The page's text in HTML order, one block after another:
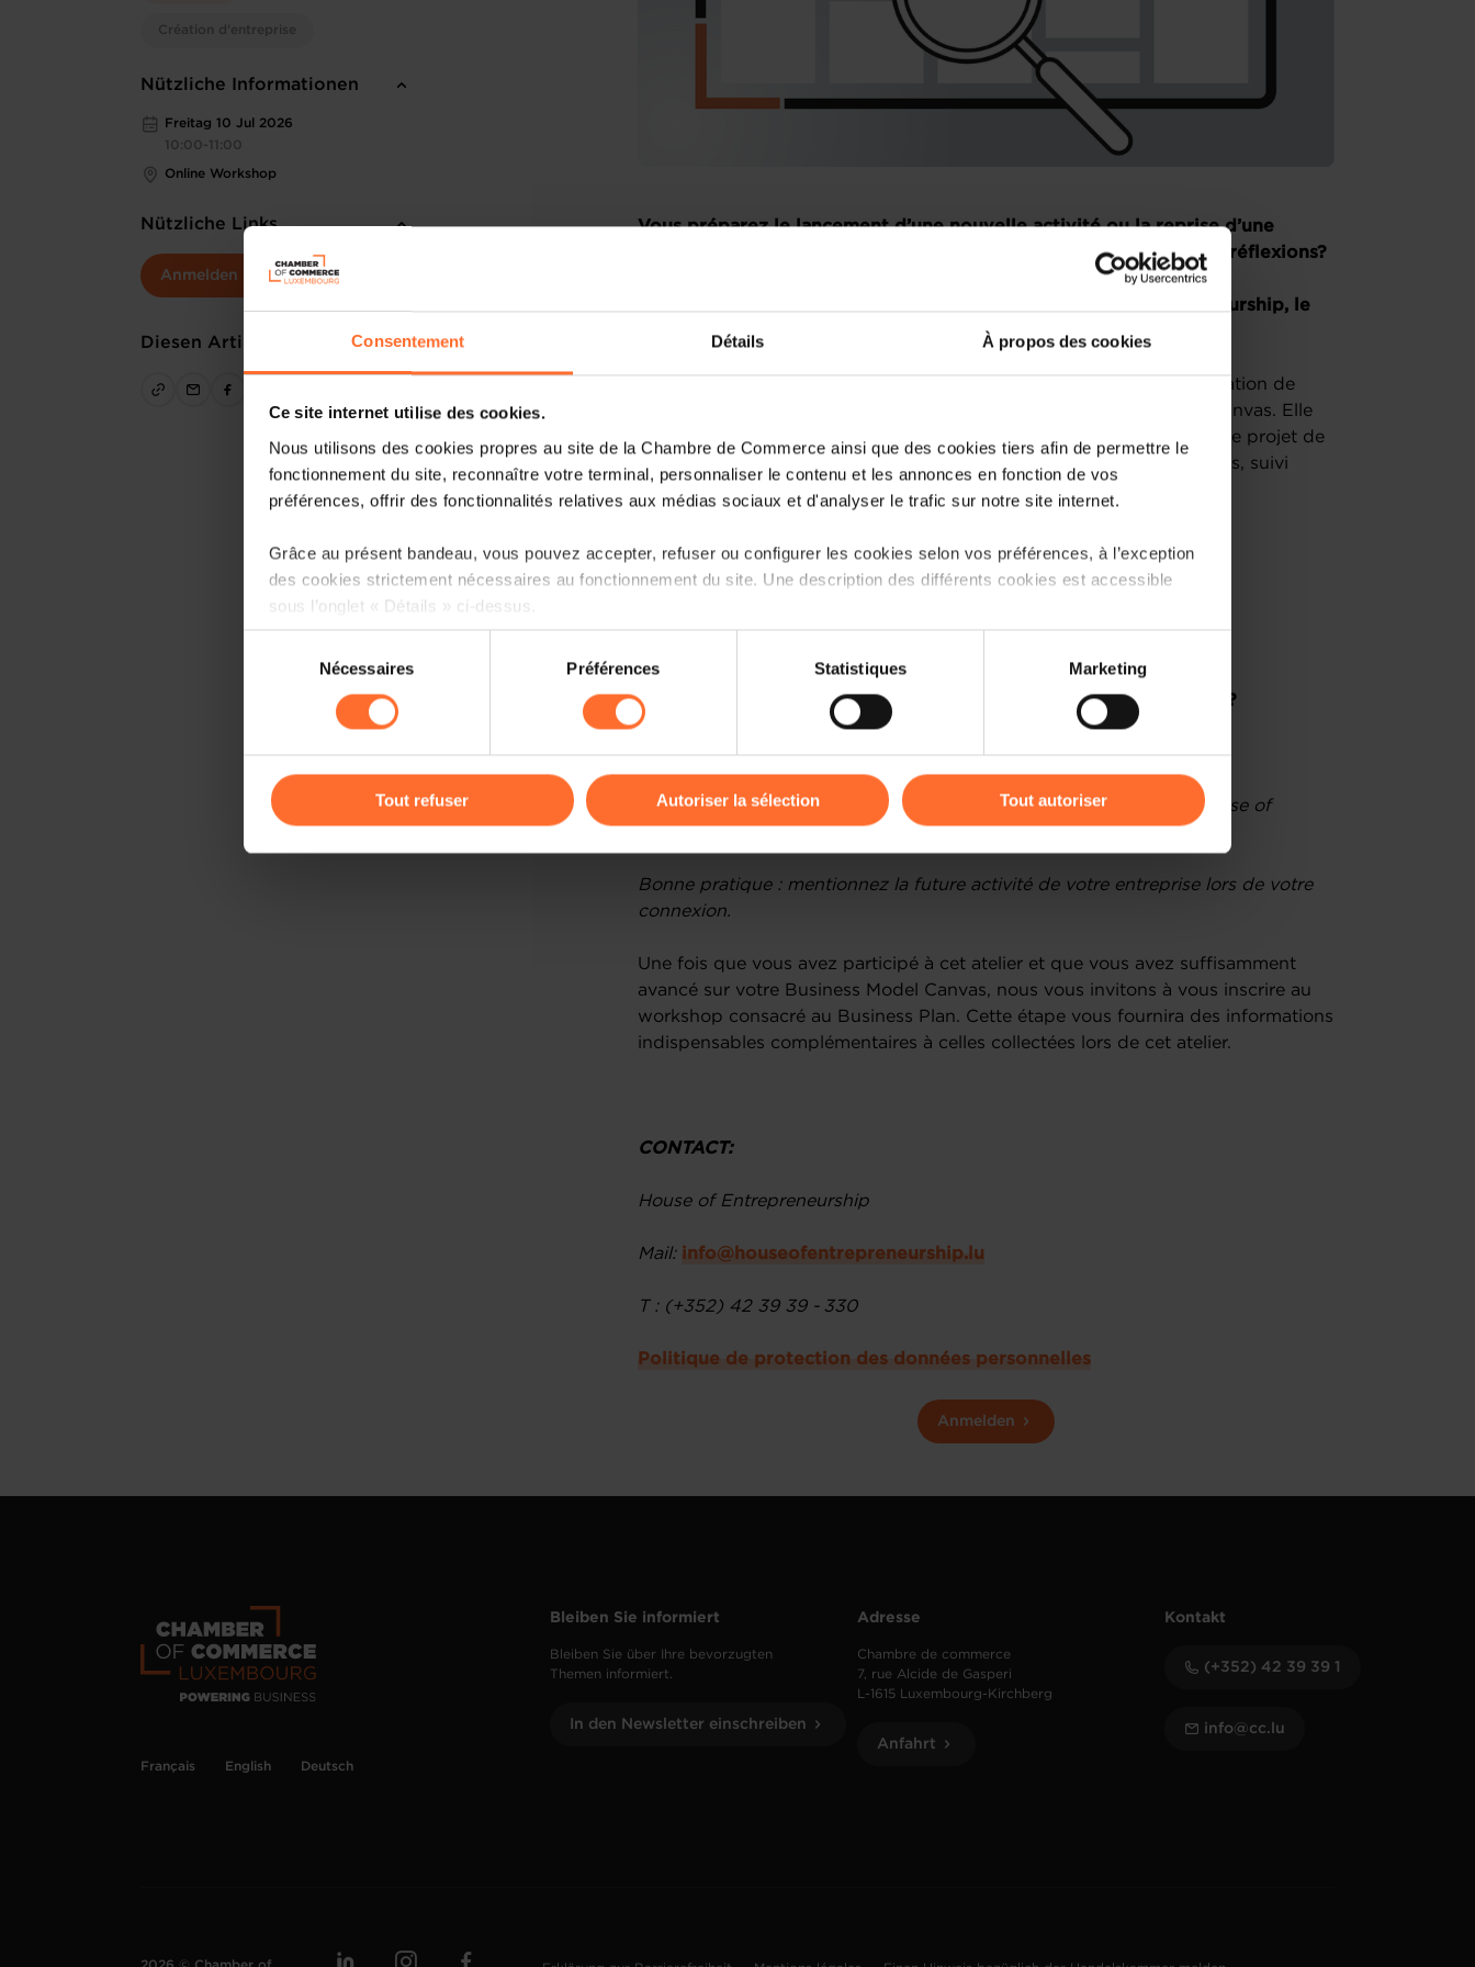
Consentement Détails À propos des cookies
Ce site internet utilise des cookies.
Nous utilisons des cookies propres au site de la Chambre de Commerce ainsi que des cookies tiers afin de permettre le
fonctionnement du site, reconnaître votre terminal, personnaliser le contenu et les annonces en fonction de vos
préférences, offrir des fonctionnalités relatives aux médias sociaux et d'analyser le trafic sur notre site internet.
Grâce au présent bandeau, vous pouvez accepter, refuser ou configurer les cookies selon vos préférences, à l’exception
des cookies strictement nécessaires au fonctionnement du site. Une description des différents cookies est accessible
sous l’onglet « Détails » ci-dessus.
Il est précisé que la navigation sur le site et certaines fonctionnalités (ex : lecture de vidéos, partage sur les réseaux
sociaux, sauvegarde des préférences de lecture vidéo, personnalisation de l’affichage du site) peuvent être affectées en
cas de refus de tous les cookies ou des cookies non nécessaires.
gauche de chaque page.
consentement
Nécessaires Préférences Statistiques Marketing
Tout refuser Autoriser la sélection Tout autoriser
Création d'entreprise
Nützliche Informationen
Freitag 10 Jul 2026
10:00-11:00
Online Workshop
Nützliche Links
Anmelden
Diesen Artikel teilen
Vous préparez le lancement d’une nouvelle activité ou la reprise d’une
entreprise existante au Luxembourg ? Vous êtes au début de vos réflexions?
Laissez-vous guider par les conseillers de la House of Entrepreneurship, le
point de contact unique pour les entrepreneurs.
Comment ? Participez à notre prochaine session dédiée à la modélisation de
votre idée d’entreprise et plus particulièrement au Business Model Canvas. Elle
vous fournira toutes les informations nécessaires pour construire votre projet de
manière efficace et complète à travers un tutoriel divisé en 3 chapitres, suivi
d’une session de questions-réponses en direct.
Voici un aperçu du programme
Chapitre 3 : Comment utiliser, tester et perfectionner votre BMC ?
Animation : Loic Guelfi et Adis Sabanovic, Business Advisor à la House of
Bonne pratique : mentionnez la future activité de votre entreprise lors de votre
connexion.
Une fois que vous avez participé à cet atelier et que vous avez suffisamment
avancé sur votre Business Model Canvas, nous vous invitons à vous inscrire au
workshop consacré au Business Plan. Cette étape vous fournira des informations
indispensables complémentaires à celles collectées lors de cet atelier.
CONTACT:
House of Entrepreneurship
Mail: info@houseofentrepreneurship.lu
T : (+352) 42 39 39 - 330
Politique de protection des données personnelles
Anmelden
Français English Deutsch
Bleiben Sie informiert
Bleiben Sie über Ihre bevorzugten
Themen informiert.
In den Newsletter einschreiben
Adresse
Chambre de commerce
7, rue Alcide de Gasperi
L-1615 Luxembourg-Kirchberg
Anfahrt
Kontakt
(+352) 42 39 39 1
info@cc.lu